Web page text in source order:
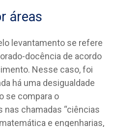
áreas
levantamento se refere
docência de acordo
Nesse caso, foi
há uma desigualdade
se compara o
chamadas “ciências
e engenharias,